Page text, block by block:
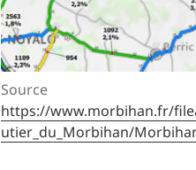
Source
https://www.morbihan.fr/
utier_du_Morbihan/